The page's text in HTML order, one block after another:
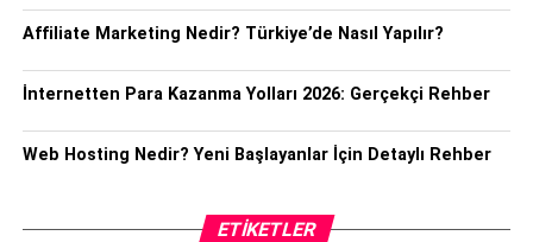
Affiliate Marketing Nedir? Türkiye’de Nasıl Yapılır?
İnternetten Para Kazanma Yolları 2026: Gerçekçi Rehber
Web Hosting Nedir? Yeni Başlayanlar İçin Detaylı Rehber
ETIKETLER